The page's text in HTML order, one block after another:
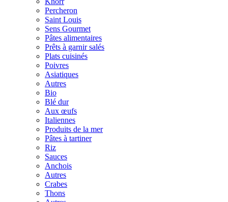
Percheron
Saint Louis
Sens Gourmet
Pâtes alimentaires
Prêts à garnir salés
Plats cuisinés
Poivres
Asiatiques
Autres
Bio
Blé dur
Aux œufs
Italiennes
Produits de la mer
Pâtes à tartiner
Riz
Sauces
Anchois
Autres
Crabes
Thons